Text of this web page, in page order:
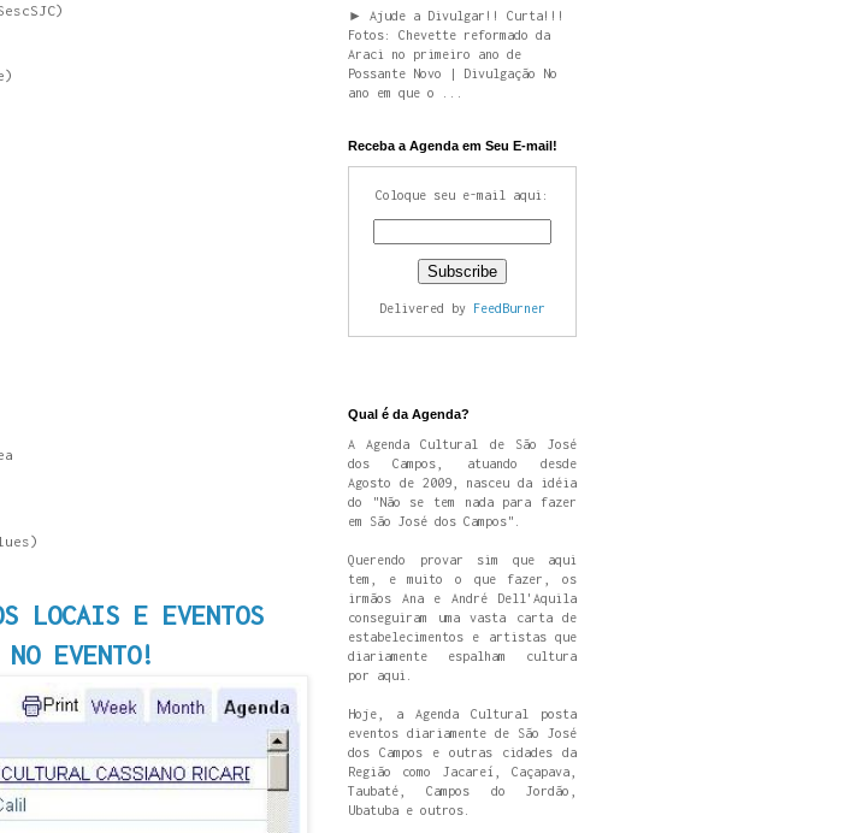
LOCAIS E EVENTOS
EVENTO!
► Ajude a Divulgar!! Curta!!!
Fotos: Chevette reformado da
Araci no primeiro ano de
Possante Novo | Divulgação No
ano em que o ...
Receba a Agenda em Seu E-mail!
Coloque seu e-mail aqui:
Delivered by FeedBurner
Qual é da Agenda?
A Agenda Cultural de São José
dos Campos, atuando desde
Agosto de 2009, nasceu da idéia
do "Não se tem nada para fazer
em São José dos Campos".
Querendo provar sim que aqui
tem, e muito o que fazer, os
irmãos Ana e André Dell'Aquila
conseguiram uma vasta carta de
estabelecimentos e artistas que
diariamente espalham cultura
por aqui.
Hoje, a Agenda Cultural posta
eventos diariamente de São José
dos Campos e outras cidades da
Região como Jacareí, Caçapava,
Taubaté, Campos do Jordão,
Ubatuba e outros.